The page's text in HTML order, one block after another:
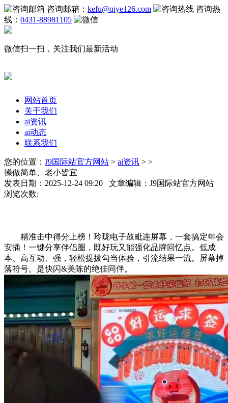
咨询邮箱： kefu@qiye126.com
咨询热
线： 0431-88981105
微信扫一扫，关注我们最新活动
网站首页
关于我们
ai资讯
ai动态
联系我们
您的位置： J9国际站官方网站 > ai资讯 > >
操做简单、老小皆宜
发表日期：2025-12-24 09:20 文章编辑：J9国际站官方网站
浏览次数:
精准击中得分上榜！玲珑电子鼓毗连屏幕，一套搞定年会
安插！一键分享伴侣圈，既好玩又能强化品牌回忆点。低成
本、高互动、强，轻松提拔勾当体验，引流结果一流。屏幕掉
落符号。是快闪&美陈的绝佳同伴。